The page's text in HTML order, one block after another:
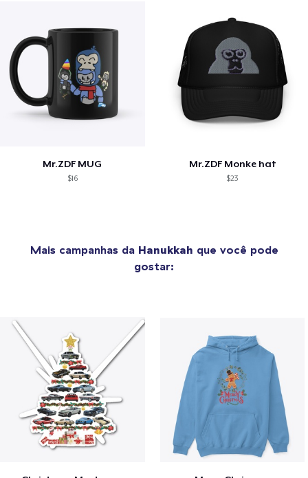
Mr.ZDF MUG
$16
Mr.ZDF Monke hat
$23
Mais campanhas da Hanukkah que você pode
gostar: